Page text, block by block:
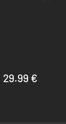
29.99 €